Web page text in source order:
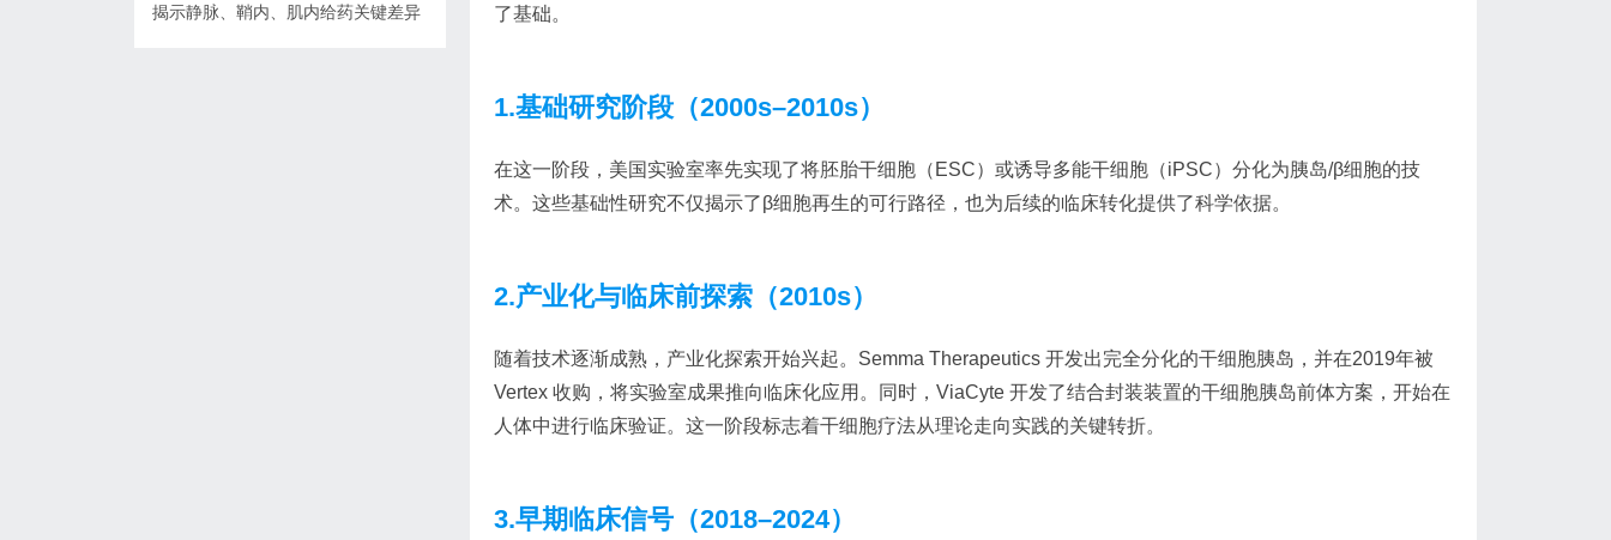
了基础。
1.基础研究阶段（2000s–2010s）
在这一阶段，美国实验室率先实现了将胚胎干细胞（ESC）或诱导多能干细胞（iPSC）分化为胰岛/β细胞的技
术。这些基础性研究不仅揭示了β细胞再生的可行路径，也为后续的临床转化提供了科学依据。
2.产业化与临床前探索（2010s）
随着技术逐渐成熟，产业化探索开始兴起。Semma Therapeutics 开发出完全分化的干细胞胰岛，并在2019年被
Vertex 收购，将实验室成果推向临床化应用。同时，ViaCyte 开发了结合封装装置的干细胞胰岛前体方案，开始在
人体中进行临床验证。这一阶段标志着干细胞疗法从理论走向实践的关键转折。
3.早期临床信号（2018–2024）
揭示静脉、鞘内、肌内给药关键差异